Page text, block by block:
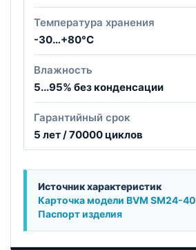
Температура хранения
-30…+80°С
Влажность
5...95% без конденсации
Гарантийный срок
5 лет / 70000 циклов
Источник характеристик
Карточка модели BVM SM24-40
Паспорт изделия